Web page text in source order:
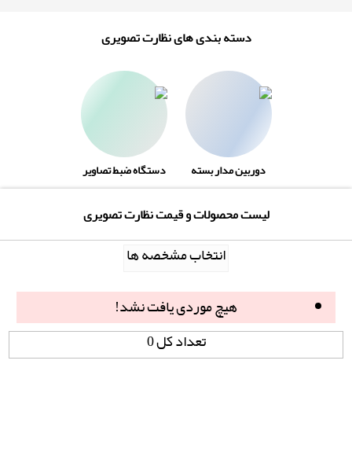
دسته بندی های نظارت تصویری
دوربین مدار بسته دستگاه ضبط تصاویر
لیست محصولات و قیمت نظارت تصویری
انتخاب مشخصه ها
هیچ موردی یافت نشد!
تعداد کل 0